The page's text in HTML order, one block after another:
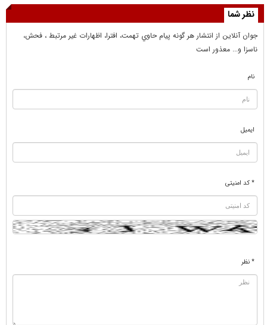
نظر شما
جوان آنلاين از انتشار هر گونه پيام حاوي تهمت، افترا، اظهارات غير مرتبط ، فحش،
ناسزا و... معذور است
نام
ایمیل
* کد امنیتی
* نظر